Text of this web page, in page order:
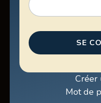
SE
Créer
Mot de
Programmation
Billetterie
Boutique
À propos des Winslow